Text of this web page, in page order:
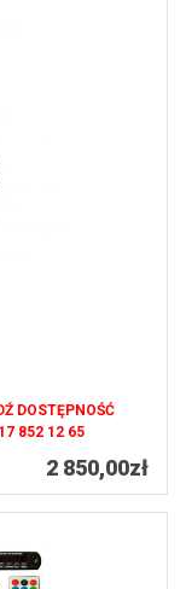
DOSTĘPNOŚĆ
852 12 65
2 850,00zł